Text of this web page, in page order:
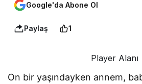
Google'da Abone Ol
Paylaş 1
Player Alanı
On bir yaşındayken annem,